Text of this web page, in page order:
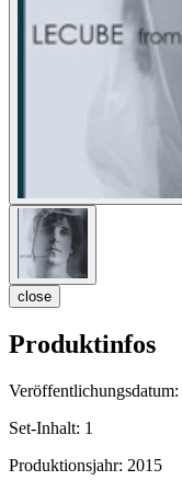
close
Produktinfos
Veröffentlichungsdatum:
Set-Inhalt: 1
Produktionsjahr: 2015